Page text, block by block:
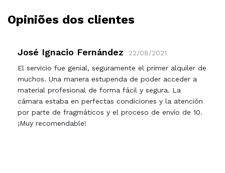
Opiniões dos clientes
José Ignacio Fernández
22/08/2021
El servicio fue genial, seguramente el primer alquiler de
muchos. Una manera estupenda de poder acceder a
material profesional de forma fácil y segura. La
cámara estaba en perfectas condiciones y la atención
por parte de fragmáticos y el proceso de envío de 10.
¡Muy recomendable!